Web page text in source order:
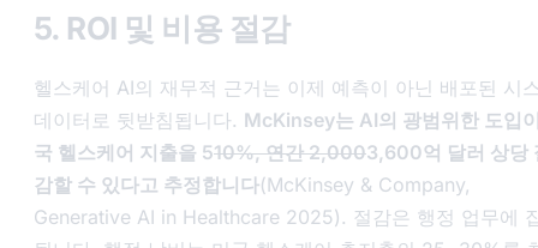
5. ROI 및 비용 절감
헬스케어 AI의 재무적 근거는 이제 예측이 아닌 배포된 시
데이터로 뒷받침됩니다. McKinsey는 AI의 광범위한 도입
국 헬스케어 지출을 510%, 연간 2,0003,600억 달러 상당
감할 수 있다고 추정합니다(McKinsey & Company,
Generative AI in Healthcare 2025). 절감은 행정 업무에